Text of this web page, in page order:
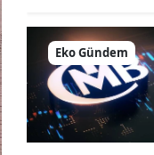
Eko Gündem